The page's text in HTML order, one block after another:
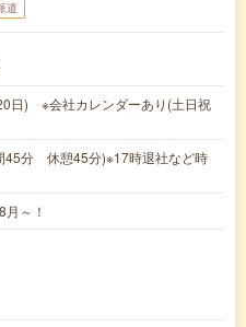
遣
日) ※会社カレンダーあり(土日祝
45分 休憩45分)※17時退社など時
～！